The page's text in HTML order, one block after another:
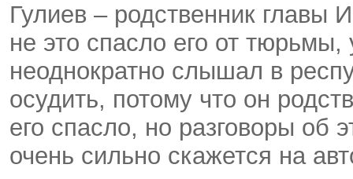
Гулиев – родственник главы
не это спасло его от
неоднократно слышал в
осудить, потому что он
его спасло, но разговоры об
очень сильно скажется на